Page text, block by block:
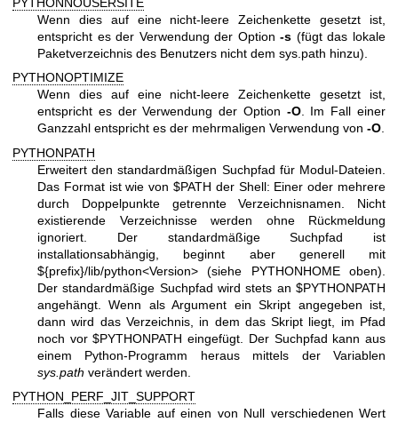
Wenn dies auf eine nicht-leere Zeichenkette gesetzt ist,
entspricht es der Verwendung der Option-s (fügt das lokale
Paketverzeichnis des Benutzers nicht dem sys.path hinzu).
PYTHONOPTIMIZE
Wenn dies auf eine nicht-leere Zeichenkette gesetzt ist,
entspricht es der Verwendung der Option -O. Im Fall einer
Ganzzahl entspricht es der mehrmaligen Verwendung von -O.
PYTHONPATH
Erweitert den standardmäßigen Suchpfad für Modul-Dateien.
Das Format ist wie von $PATH der Shell: Einer oder mehrere
durch Doppelpunkte getrennte Verzeichnisnamen. Nicht
existierende Verzeichnisse werden ohne Rückmeldung
ignoriert. Der standardmäßige Suchpfad ist
installationsabhängig, beginnt aber generell mit
${prefix}/lib/python<Version> (siehe PYTHONHOME oben).
Der standardmäßige Suchpfad wird stets an $PYTHONPATH
angehängt. Wenn als Argument ein Skript angegeben ist,
dann wird das Verzeichnis, in dem das Skript liegt, im Pfad
noch vor $PYTHONPATH eingefügt. Der Suchpfad kann aus
einem Python-Programm heraus mittels der Variablen
sys.path verändert werden.
PYTHON_PERF_JIT_SUPPORT
Falls diese Variable auf einen von Null verschiedenen Wert